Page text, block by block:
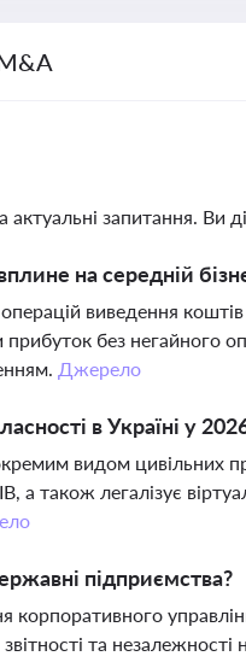
актуальні запитання. Ви
на середній
виведення коштів
без негайного
Джерело
в Україні у
видом цивільних
також легалізує
підприємства?
корпоративного
та